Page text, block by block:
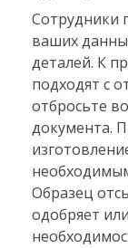
Сотрудники
ваших
деталей. К
подходят с
отбросьте
документа.
Образец
одобряет